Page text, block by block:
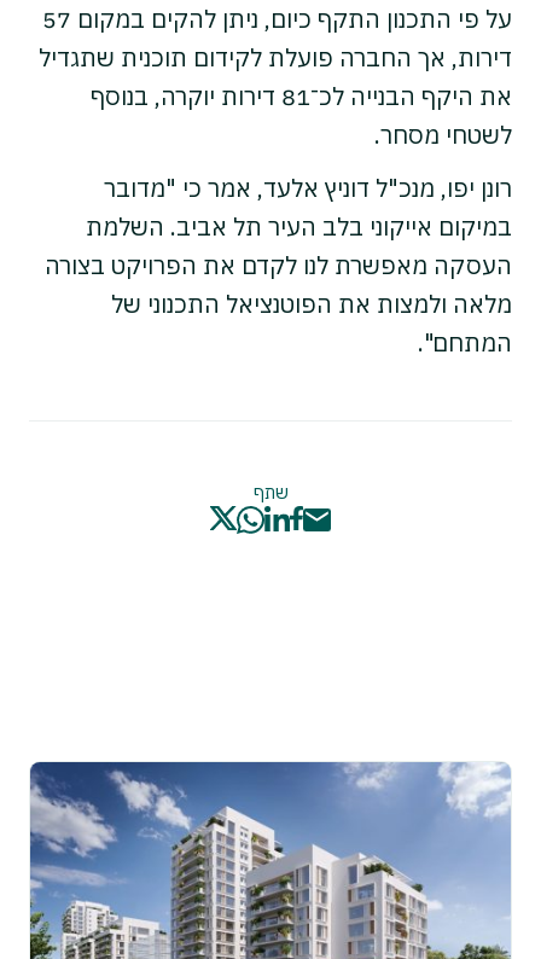
על פי התכנון התקף כיום, ניתן להקים במקום 57
דירות, אך החברה פועלת לקידום תוכנית שתגדיל
את היקף הבנייה לכ־81 דירות יוקרה, בנוסף
לשטחי מסחר.
רונן יפו, מנכ"ל דוניץ אלעד, אמר כי "מדובר
במיקום אייקוני בלב העיר תל אביב. השלמת
העסקה מאפשרת לנו לקדם את הפרויקט בצורה
מלאה ולמצות את הפוטנציאל התכנוני של
המתחם".
שתף